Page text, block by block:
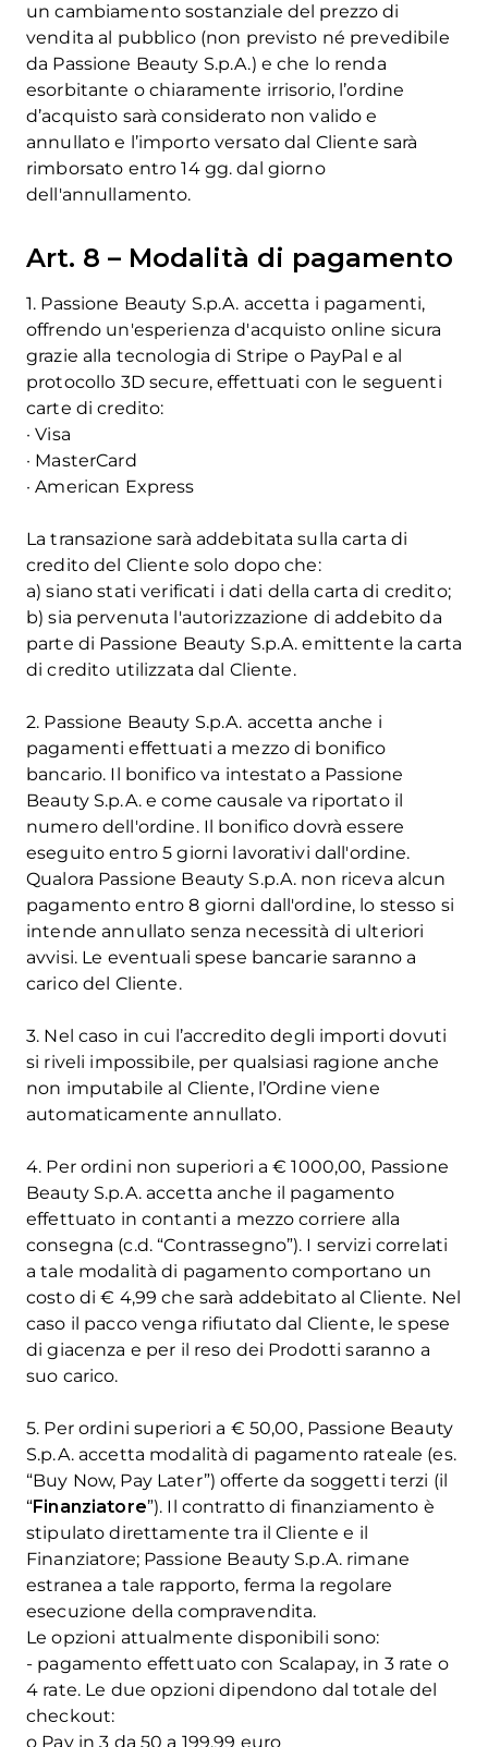
un cambiamento sostanziale del prezzo di
vendita al pubblico (non previsto né prevedibile
da Passione Beauty S.p.A.) e che lo renda
esorbitante o chiaramente irrisorio, l’ordine
d’acquisto sarà considerato non valido e
annullato e l’importo versato dal Cliente sarà
rimborsato entro 14 gg. dal giorno
dell'annullamento.
Art. 8 – Modalità di pagamento
1. Passione Beauty S.p.A. accetta i pagamenti,
offrendo un'esperienza d'acquisto online sicura
grazie alla tecnologia di Stripe o PayPal e al
protocollo 3D secure, effettuati con le seguenti
carte di credito:
· Visa
· MasterCard
· American Express
La transazione sarà addebitata sulla carta di
credito del Cliente solo dopo che:
a) siano stati verificati i dati della carta di credito;
b) sia pervenuta l'autorizzazione di addebito da
parte di Passione Beauty S.p.A. emittente la carta
di credito utilizzata dal Cliente.
2. Passione Beauty S.p.A. accetta anche i
pagamenti effettuati a mezzo di bonifico
bancario. Il bonifico va intestato a Passione
Beauty S.p.A. e come causale va riportato il
numero dell'ordine. Il bonifico dovrà essere
eseguito entro 5 giorni lavorativi dall'ordine.
Qualora Passione Beauty S.p.A. non riceva alcun
pagamento entro 8 giorni dall'ordine, lo stesso si
intende annullato senza necessità di ulteriori
avvisi. Le eventuali spese bancarie saranno a
carico del Cliente.
3. Nel caso in cui l’accredito degli importi dovuti
si riveli impossibile, per qualsiasi ragione anche
non imputabile al Cliente, l’Ordine viene
automaticamente annullato.
4. Per ordini non superiori a € 1000,00, Passione
Beauty S.p.A. accetta anche il pagamento
effettuato in contanti a mezzo corriere alla
consegna (c.d. “Contrassegno”). I servizi correlati
a tale modalità di pagamento comportano un
costo di € 4,99 che sarà addebitato al Cliente. Nel
caso il pacco venga rifiutato dal Cliente, le spese
di giacenza e per il reso dei Prodotti saranno a
suo carico.
5. Per ordini superiori a € 50,00, Passione Beauty
S.p.A. accetta modalità di pagamento rateale (es.
“Buy Now, Pay Later”) offerte da soggetti terzi (il
“Finanziatore”). Il contratto di finanziamento è
stipulato direttamente tra il Cliente e il
Finanziatore; Passione Beauty S.p.A. rimane
estranea a tale rapporto, ferma la regolare
esecuzione della compravendita.
Le opzioni attualmente disponibili sono:
- pagamento effettuato con Scalapay, in 3 rate o
4 rate. Le due opzioni dipendono dal totale del
checkout:
o Pay in 3 da 50 a 199,99 euro